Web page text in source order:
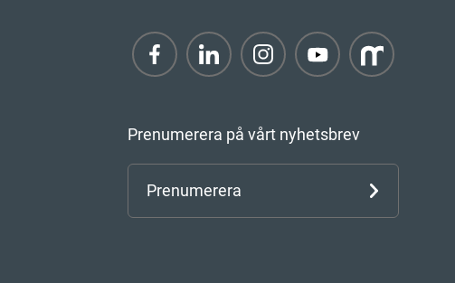
Prenumerera på vårt nyhetsbrev
Prenumerera